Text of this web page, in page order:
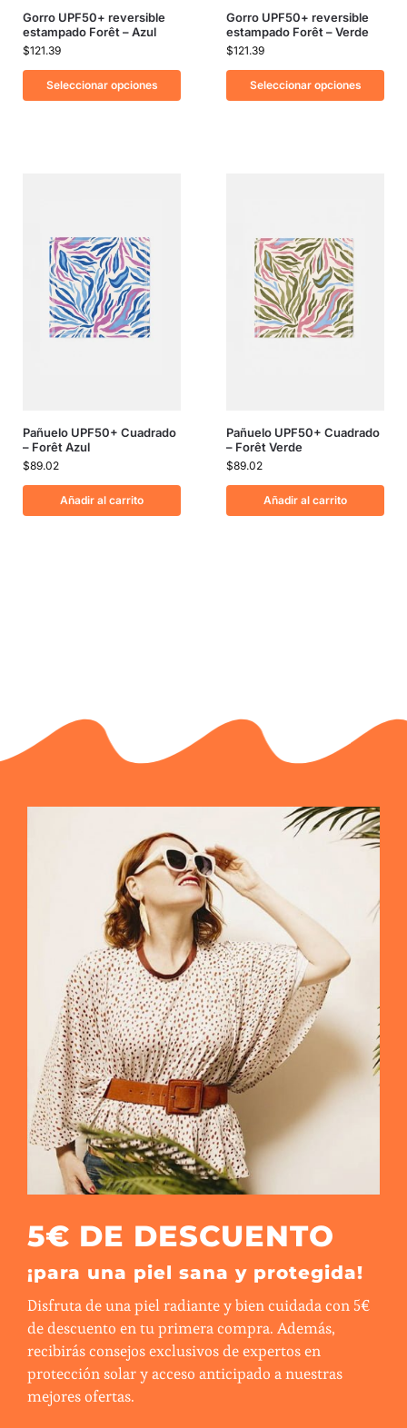
Gorro UPF50+ reversible
estampado Forêt – Azul
$121.39
Seleccionar opciones
Gorro UPF50+ reversible
estampado Forêt – Verde
$121.39
Seleccionar opciones
Pañuelo UPF50+ Cuadrado
– Forêt Azul
$89.02
Añadir al carrito
Pañuelo UPF50+ Cuadrado
– Forêt Verde
$89.02
Añadir al carrito
5€ DE DESCUENTO
¡para una piel sana y protegida!
Disfruta de una piel radiante y bien cuidada con 5€
de descuento en tu primera compra. Además,
recibirás consejos exclusivos de expertos en
protección solar y acceso anticipado a nuestras
mejores ofertas.